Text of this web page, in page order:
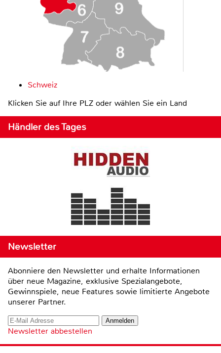
Schweiz
Klicken Sie auf Ihre PLZ oder wählen Sie ein Land
Händler des Tages
Newsletter
Abonniere den Newsletter und erhalte Informationen
über neue Magazine, exklusive Spezialangebote,
Gewinnspiele, neue Features sowie limitierte Angebote
unserer Partner.
Newsletter abbestellen